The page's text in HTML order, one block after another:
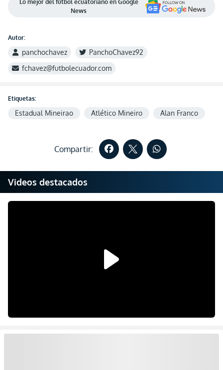
Lo mejor del fútbol ecuatoriano en Google
News
Autor:
panchochavez
PanchoChavez92
fchavez@futbolecuador.com
Etiquetas:
Estadual Mineirao Atlético Mineiro Alan Franco
Compartir:
Videos destacados